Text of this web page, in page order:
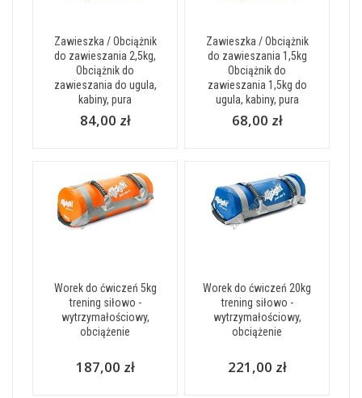
Zawieszka / Obciążnik
do zawieszania 2,5kg,
Obciążnik do
zawieszania do ugula,
kabiny, pura
84,00 zł
Zawieszka / Obciążnik
do zawieszania 1,5kg
Obciążnik do
zawieszania 1,5kg do
ugula, kabiny, pura
68,00 zł
Worek do ćwiczeń 5kg
trening siłowo -
wytrzymałościowy,
obciążenie
187,00 zł
Worek do ćwiczeń 20kg
trening siłowo -
wytrzymałościowy,
obciążenie
221,00 zł